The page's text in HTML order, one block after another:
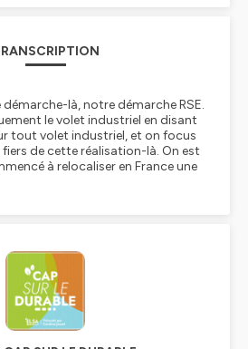
là, notre démarche RSE.
le volet industriel en disant
tout volet industriel, et on focus
de cette réalisation-là. On est
à relocaliser en France une
mais on est aussi fiers du travail
fiers des partenariats avec les
On a un programme qui
avec des salariés en reconversion
chez nous faire des heures
une activité. On est fiers de
et je n'ai pas spécialement une